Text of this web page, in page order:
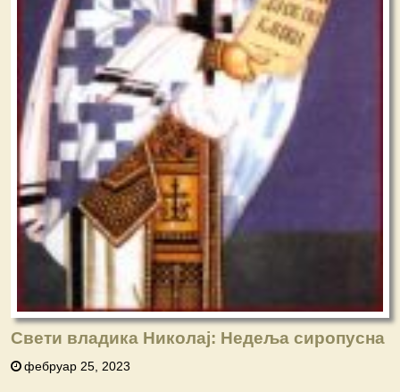
Свети владика Николај: Недеља сиропусна
фебруар 25, 2023